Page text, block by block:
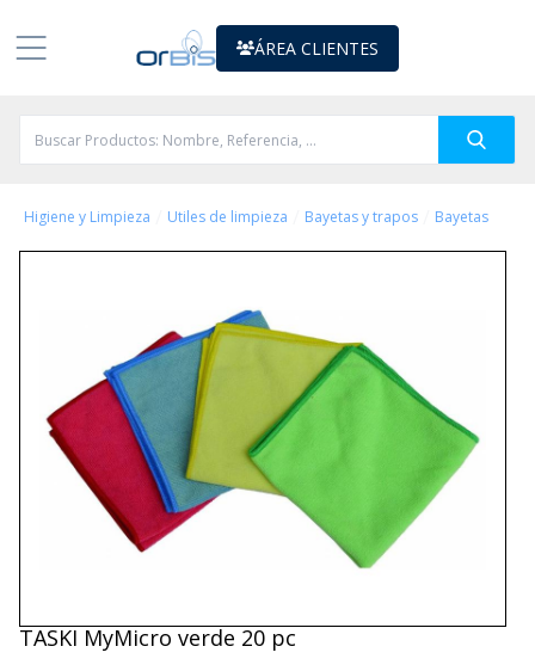
ÁREA CLIENTES
Higiene y Limpieza Utiles de limpieza Bayetas y trapos Bayetas
TASKI MyMicro verde 20 pc